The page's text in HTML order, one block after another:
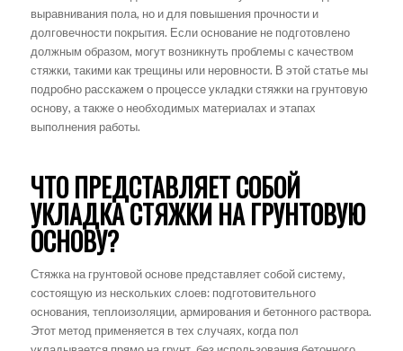
выравнивания пола, но и для повышения прочности и
долговечности покрытия. Если основание не подготовлено
должным образом, могут возникнуть проблемы с качеством
стяжки, такими как трещины или неровности. В этой статье мы
подробно расскажем о процессе укладки стяжки на грунтовую
основу, а также о необходимых материалах и этапах
выполнения работы.
ЧТО ПРЕДСТАВЛЯЕТ СОБОЙ
УКЛАДКА СТЯЖКИ НА ГРУНТОВУЮ
ОСНОВУ?
Стяжка на грунтовой основе представляет собой систему,
состоящую из нескольких слоев: подготовительного
основания, теплоизоляции, армирования и бетонного раствора.
Этот метод применяется в тех случаях, когда пол